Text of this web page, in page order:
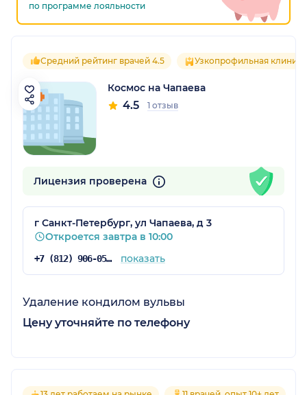
по программе лояльности
Средний рейтинг врачей 4.5 Узкопрофильная клиника
Космос на Чапаева
4.5 1 отзыв
Лицензия проверена
г Санкт-Петербург, ул Чапаева, д 3
Откроется завтра в 10:00
+7 (812) 906-05-45 показать
Удаление кондилом вульвы
Цену уточняйте по телефону